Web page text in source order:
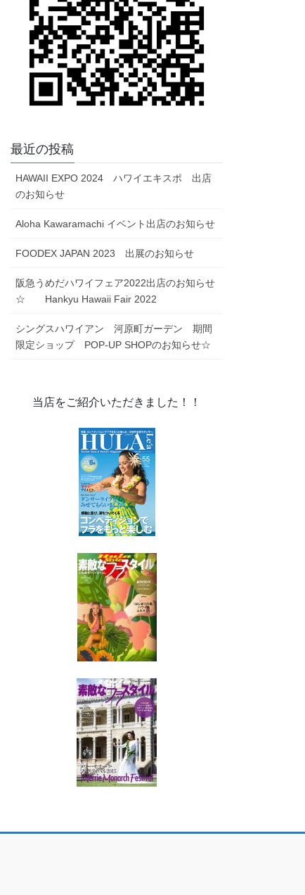
最近の投稿
HAWAII EXPO 2024 ハワイエキスポ 出店
のお知らせ
Aloha Kawaramachi イベント出店のお知らせ
FOODEX JAPAN 2023 出展のお知らせ
阪急うめだハワイフェア2022出店のお知らせ
☆ Hankyu Hawaii Fair 2022
シングスハワイアン 河原町ガーデン 期間
限定ショップ POP-UP SHOPのお知らせ☆
当店をご紹介いただきました！！